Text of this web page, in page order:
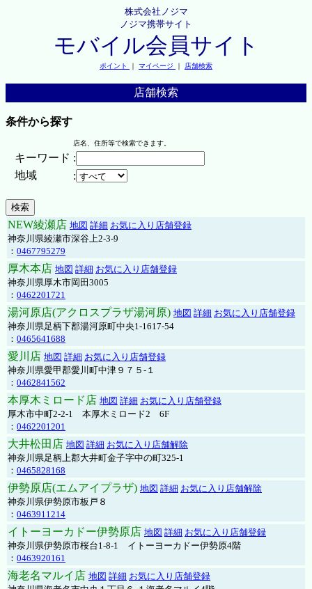
株式会社ノジマ
ノジマ携帯サイト
モバイル会員サイト
ポイント ｜ マイページ ｜ 店舗検索
店舗検索
条件から探す
店名、住所等で検索できます。
キーワード :
地域
:
NEW綾瀬店 地図 詳細 お気に入り店舗登録
神奈川県綾瀬市深谷上2-3-9
： 0467795279
厚木本店 地図 詳細 お気に入り店舗登録
神奈川県厚木市岡田3005
： 0462201721
湯河原店(アクロスプラザ湯河原) 地図 詳細 お気に入り店舗登録
神奈川県足柄下郡湯河原町中央1-1617-54
： 0465641688
愛川店 地図 詳細 お気に入り店舗登録
神奈川県愛甲郡愛川町中津９７５-１
： 0462841562
本厚木ミロード店 地図 詳細 お気に入り店舗登録
厚木市中町2-2-1 本厚木ミロード2 6F
： 0462201201
大井松田店 地図 詳細 お気に入り店舗解除
神奈川県足柄上郡大井町金子字中の町325-1
： 0465828168
伊勢原店(エムアイプラザ) 地図 詳細 お気に入り店舗解除
神奈川県伊勢原市板戸８
： 0463911214
イトーヨーカドー伊勢原店 地図 詳細 お気に入り店舗登録
神奈川県伊勢原市桜台1-8-1 イトーヨーカドー伊勢原4階
： 0463920161
海老名マルイ店 地図 詳細 お気に入り店舗登録